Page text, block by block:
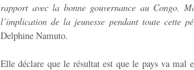
rapport avec la bonne gouvernance au Congo.
l’implication de la jeunesse pendant toute cette
Delphine Namuto.
Elle déclare que le résultat est que le pays va mal